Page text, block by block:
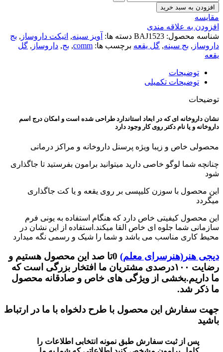
افزودن به سبد خرید
مقایسه
افزودن به علاقه مندی
شناسه محصول: BAJ1523 دسته ها: آویز سینه, اتیکت داروساز , بج
داروساز , بج سینه, گل یقعه برچسب ها: comm
, بج, داروساز , گل
یقعه
توضیحات
توضیحات تکمیلی
توضیحات
نشان داروخانه ای که در ابعاد استاندارد طراحی شده است و امکان درج اسم
داروخانه و یا نام دکتر روی کار وجود دارد
محصولی خاص و زیبا ویژه پرسنل داروخانه و مراکز درمانی
چنانچه شما لوگو خاصی دارید میتوانید برامون بفرستید تا جاگذاری
شود
این محصول با سوزن کلیپسی بر روی یقعه و یا کت جاگذاری
میگردد
این محصول کیفیتی خاص دارد که هنگام استفاده به یونی فرم
سازمانی شما جلوه ای خاص القا میکند.استفاده از این نشان در
محیط کاری مناسب می باشد و شما را شیک و رسمی نگه میدارد
دیجی هنر(هنرسرای معلم)
0تا صد این محصول هستیم و
رضایت ۱۰۰درصدی مشتریان ما افتخار بزرگی است که
ما داریم.بخشی از ویژگی های خاص و صادقانه محصول
ما ذکر شد.
جهت سفارش این محصول با طرح دلخواه با ما در ارتباط
باشید
پس از ثبت سفارش طبق نمونه انتخابی اطلاعات را